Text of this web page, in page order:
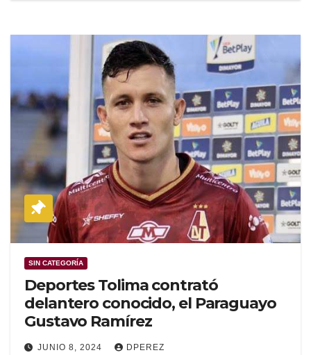
SIN CATEGORÍA
Deportes Tolima contrató
delantero conocido, el Paraguayo
Gustavo Ramírez
JUNIO 8, 2024 DPEREZ